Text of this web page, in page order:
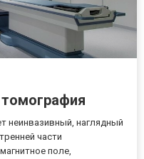
неинвазивный, наглядный
части
поле,